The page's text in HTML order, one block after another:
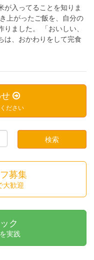
が入ってることを知りま
上がったご飯を、自分の
ました。 「おいしい、
は、おかわりをして完食
ださい
募集
大歓迎
ク
実践